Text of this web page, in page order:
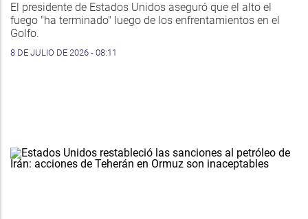
El presidente de Estados Unidos aseguró que el alto el
fuego "ha terminado" luego de los enfrentamientos en el
Golfo.
8 DE JULIO DE 2026 - 08:11